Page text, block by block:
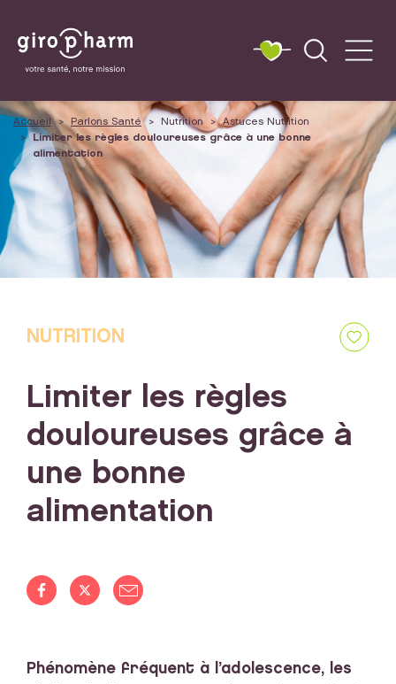
Accueil Parlons Santé Nutrition
Astuces Nutrition
Limiter les règles douloureuses grâce à une bonne
alimentation
NUTRITION
Limiter les règles
douloureuses grâce à
une bonne
alimentation
Phénomène fréquent à l’adolescence, les